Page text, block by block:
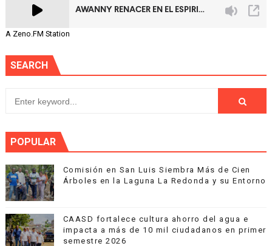
A Zeno.FM Station
SEARCH
POPULAR
Comisión en San Luis Siembra Más de Cien
Árboles en la Laguna La Redonda y su Entorno
CAASD fortalece cultura ahorro del agua e
impacta a más de 10 mil ciudadanos en primer
semestre 2026